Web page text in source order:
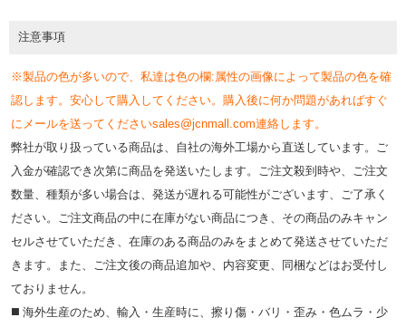
注意事項
※製品の色が多いので、私達は色の欄:属性の画像によって製品の色を確
認します。安心して購入してください。購入後に何か問題があればすぐ
にメールを送ってくださいsales@jcnmall.com連絡します。
弊社が取り扱っている商品は、自社の海外工場から直送しています。ご
入金が確認でき次第に商品を発送いたします。ご注文殺到時や、ご注文
数量、種類が多い場合は、発送が遅れる可能性がございます、ご了承く
ださい。ご注文商品の中に在庫がない商品につき、その商品のみキャン
セルさせていただき、在庫のある商品のみをまとめて発送させていただ
きます。また、ご注文後の商品追加や、内容変更、同梱などはお受付し
ておりません。
◼️ 海外⽣産のため、輸⼊・⽣産時に、擦り傷・バリ・歪み・色ムラ・少